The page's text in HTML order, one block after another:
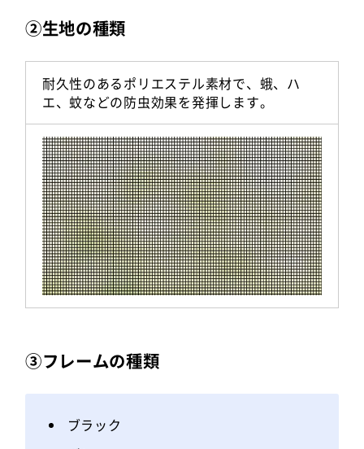
②生地の種類
耐久性のあるポリエステル素材で、蛾、ハ
エ、蚊などの防虫効果を発揮します。
③フレームの種類
ブラック